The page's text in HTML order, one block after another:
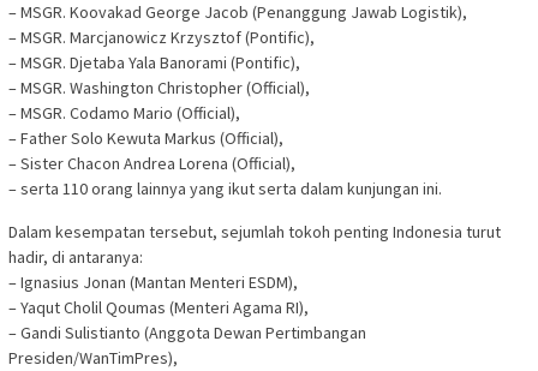
– MSGR. Koovakad George Jacob (Penanggung Jawab Logistik),
– MSGR. Marcjanowicz Krzysztof (Pontific),
– MSGR. Djetaba Yala Banorami (Pontific),
– MSGR. Washington Christopher (Official),
– MSGR. Codamo Mario (Official),
– Father Solo Kewuta Markus (Official),
– Sister Chacon Andrea Lorena (Official),
– serta 110 orang lainnya yang ikut serta dalam kunjungan ini.
Dalam kesempatan tersebut, sejumlah tokoh penting Indonesia turut
hadir, di antaranya:
– Ignasius Jonan (Mantan Menteri ESDM),
– Yaqut Cholil Qoumas (Menteri Agama RI),
– Gandi Sulistianto (Anggota Dewan Pertimbangan
Presiden/WanTimPres),